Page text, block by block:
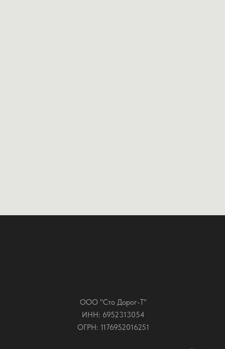
ООО "Сто Дорог-Т"
ИНН: 6952313054
ОГРН: 1176952016251